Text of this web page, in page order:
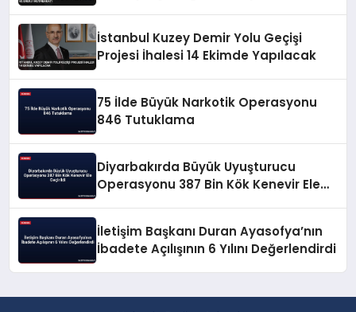
İstanbul Kuzey Demir Yolu Geçişi
Projesi İhalesi 14 Ekimde Yapılacak
75 İlde Büyük Narkotik Operasyonu
846 Tutuklama
Diyarbakırda Büyük Uyuşturucu
Operasyonu 387 Bin Kök Kenevir Ele
İletişim Başkanı Duran Ayasofya’nın
İbadete Açılışının 6 Yılını Değerlendirdi